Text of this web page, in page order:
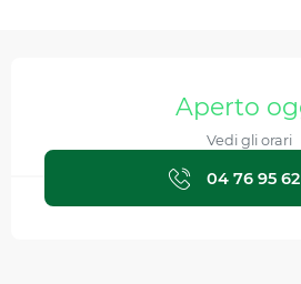
Orari e contatti
Aperto
Vedi gli orari
04 76 95 62